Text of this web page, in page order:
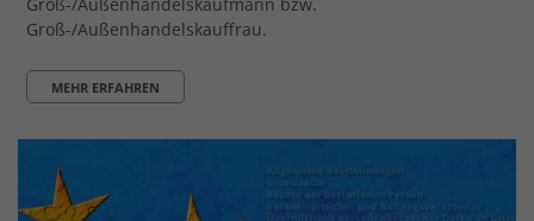
Groß-/Außenhandelskauffrau.
MEHR ERFAHREN